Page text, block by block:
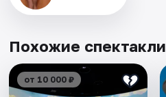
Похожие спектакли
от 10 000 ₽